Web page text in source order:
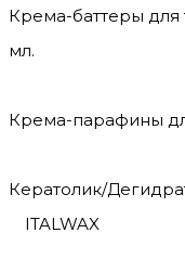
Крема-баттеры для
мл.
Крема-парафины
Кератолик/
ITALWAX